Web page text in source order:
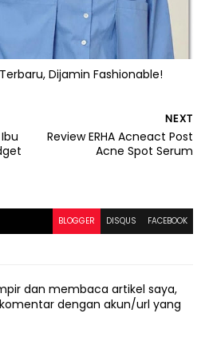
Dijamin Fashionable!
NEXT
Review ERHA Acneact Post
Acne Spot Serum
BLOGGER DISQUS FACEBOOK
dan membaca artikel saya,
dengan akun/url yang